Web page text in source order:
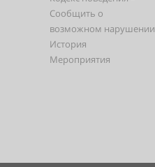
Сообщить о
возможном нарушении
История
Мероприятия